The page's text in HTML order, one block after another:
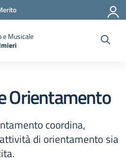
e Musicale
Orientamento
coordina,
di orientamento sia